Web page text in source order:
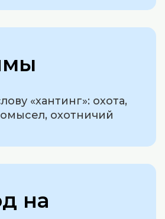
«хантинг»: охота,
охотничий
на